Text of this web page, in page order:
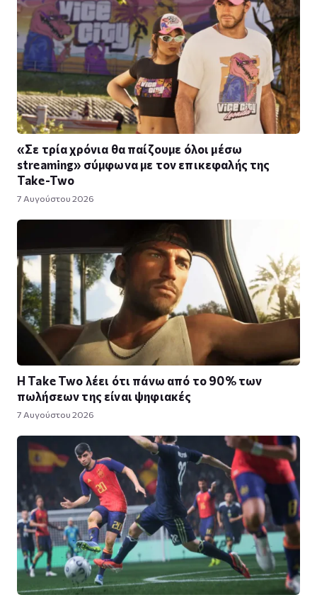
«Σε τρία χρόνια θα παίζουμε όλοι μέσω
streaming» σύμφωνα με τον επικεφαλής της
Take-Two
7 Αυγούστου 2026
Η Take Twο λέει ότι πάνω από το 90% των
πωλήσεων της είναι ψηφιακές
7 Αυγούστου 2026